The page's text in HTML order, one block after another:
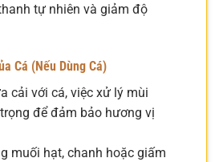
tự nhiên và giảm độ
Cá (Nếu Dùng Cá)
cải với cá, việc xử lý mùi
để đảm bảo hương vị
muối hạt, chanh hoặc giấm